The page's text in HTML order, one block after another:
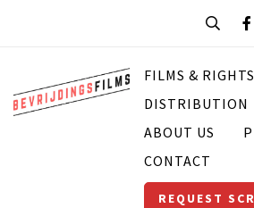
FILMS & RIGHTS
DISTRIBUTION
ABOUT US
CONTACT
REQUEST